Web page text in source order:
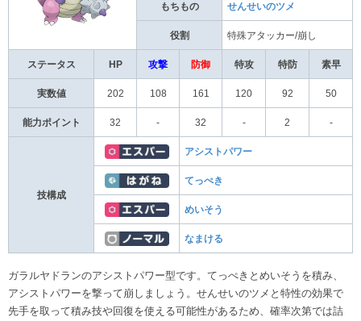
もちもの せんせいのツメ
役割 特殊アタッカー/崩し
ステータス HP 攻撃 防御 特攻 特防 素早
実数値 202 108 161 120 92 50
能力ポイント 32 - 32 - 2 -
技構成
アシストパワー
てっぺき
めいそう
なまける
ガラルヤドランのアシストパワー型です。てっぺきとめいそうを積み、
アシストパワーを撃って崩しましょう。せんせいのツメと特性の効果で
先手を取って積み技や回復を使える可能性があるため、確率次第では詰